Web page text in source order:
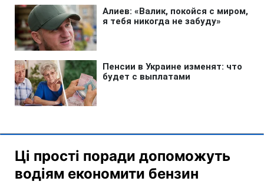
Ці прості поради допоможуть
водіям економити бензин